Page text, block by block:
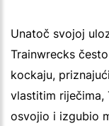
Unatoč svojoj
Trainwrecks
kockaju,
vlastitim riječima,
osvojio i izgubio